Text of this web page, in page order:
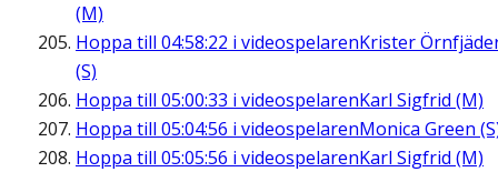
(M)
Hoppa till 04:58:22 i videospelarenKrister
(S)
Hoppa till 05:00:33 i videospelarenKarl Sigfrid (M)
Hoppa till 05:04:56 i videospelarenMonica Green
Hoppa till 05:05:56 i videospelarenKarl Sigfrid (M)